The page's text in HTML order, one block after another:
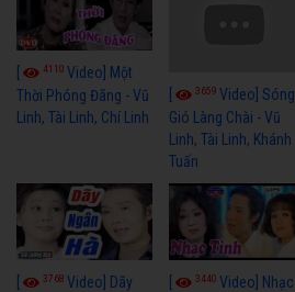
4110 Video] Một
Thời Phóng Đãng - Vũ
Linh, Tài Linh, Chí Linh
3659Video] Sóng
Gió Làng Chài - Vũ
Linh, Tài Linh, Khánh
Tuấn
3768 Video] Dãy
3440Video] Nhạc